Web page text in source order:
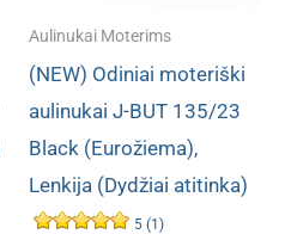
Aulinukai Moterims
(NEW) Odiniai moteriški
aulinukai J-BUT 135/23
Black (Eurožiema),
Lenkija (Dydžiai atitinka)
5 (1)